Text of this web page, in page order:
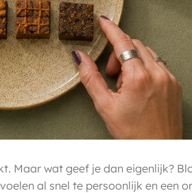
Maar wat geef je dan eigenlijk?
al snel te persoonlijk en een